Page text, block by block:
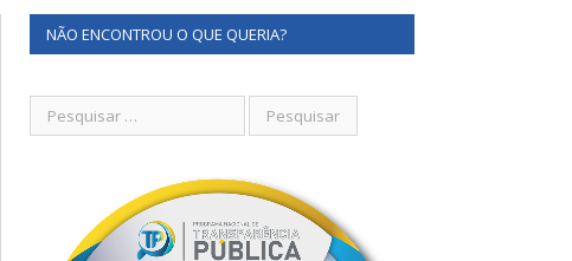
NÃO ENCONTROU O QUE QUERIA?